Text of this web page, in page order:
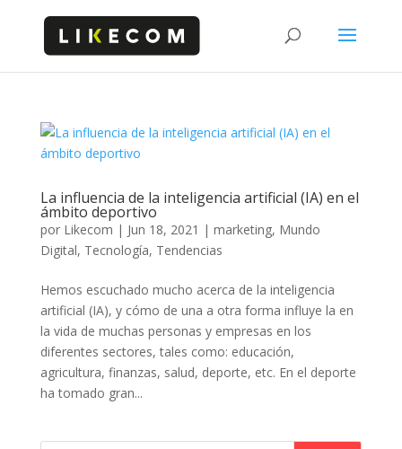
La influencia de la inteligencia artificial (IA) en el
ámbito deportivo
por Likecom | Jun 18, 2021 | marketing, Mundo
Digital, Tecnología, Tendencias
Hemos escuchado mucho acerca de la inteligencia
artificial (IA), y cómo de una a otra forma influye la en
la vida de muchas personas y empresas en los
diferentes sectores, tales como: educación,
agricultura, finanzas, salud, deporte, etc. En el deporte
ha tomado gran...